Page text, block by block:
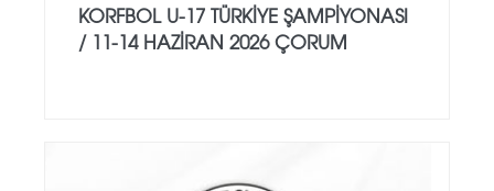
KORFBOL U-17 TÜRKİYE ŞAMPİYONASI
/ 11-14 HAZİRAN 2026 ÇORUM